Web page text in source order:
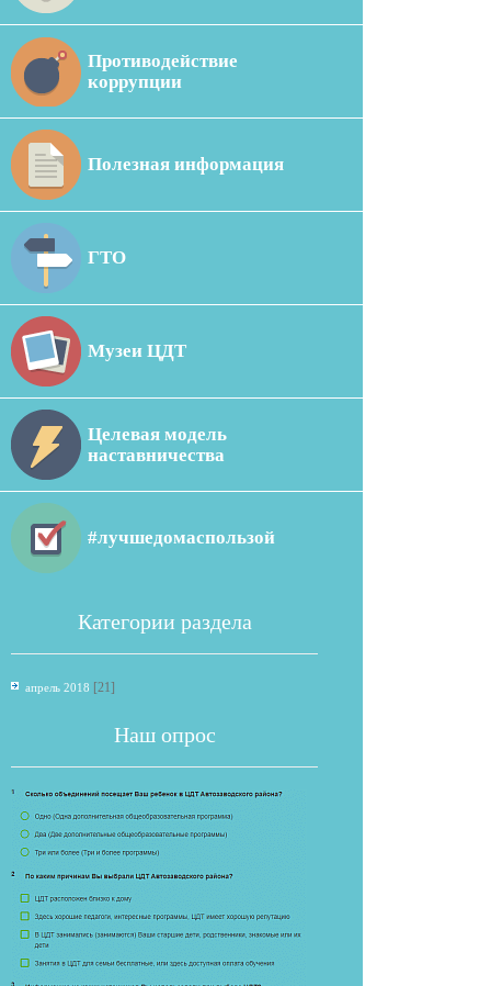
Противодействие
коррупции
Полезная информация
ГТО
Музеи ЦДТ
Целевая модель
наставничества
#лучшедомаспользой
Категории раздела
апрель 2018 [21]
Наш опрос